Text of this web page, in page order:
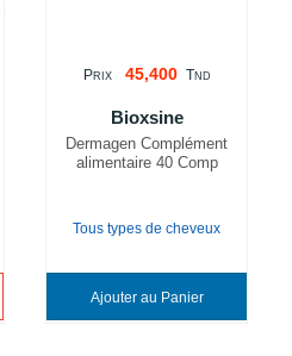
PRIX 45,400 TND
Bioxsine
Dermagen Complément
alimentaire 40 Comp
Tous types de cheveux
Ajouter au Panier